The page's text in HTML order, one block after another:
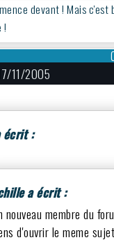
devant ! Mais
!
11/2005
écrit :
a écrit :
nouveau membre du
d'ouvrir le meme